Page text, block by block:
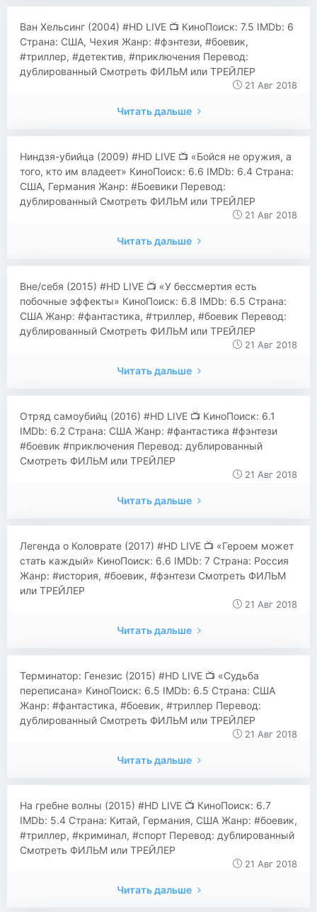
​​Ван Хельсинг (2004) #HD LIVE 📺 КиноПоиск: 7.5 IMDb: 6
Страна: США, Чехия Жанр: #фэнтези, #боевик,
#триллер, #детектив, #приключения Перевод:
дублированный Смотреть ФИЛЬМ или ТРЕЙЛЕР
21 Авг 2018
Читать дальше
​​Ниндзя-убийца (2009) #HD LIVE 📺 «Бойся не оружия, а
того, кто им владеет» КиноПоиск: 6.6 IMDb: 6.4 Страна:
США, Германия Жанр: #Боевики Перевод:
дублированный Смотреть ФИЛЬМ или ТРЕЙЛЕР
21 Авг 2018
Читать дальше
​​Вне/себя (2015) #HD LIVE 📺 «У бессмертия есть
побочные эффекты» КиноПоиск: 6.8 IMDb: 6.5 Страна:
США Жанр: #фантастика, #триллер, #боевик Перевод:
дублированный Смотреть ФИЛЬМ или ТРЕЙЛЕР
21 Авг 2018
Читать дальше
​​Отряд самоубийц (2016) #HD LIVE 📺 КиноПоиск: 6.1
IMDb: 6.2 Страна: США Жанр: #фантастика #фэнтези
#боевик #приключения Перевод: дублированный
Смотреть ФИЛЬМ или ТРЕЙЛЕР
21 Авг 2018
Читать дальше
​​Легенда о Коловрате (2017) #HD LIVE 📺 «Героем может
стать каждый» КиноПоиск: 6.6 IMDb: 7 Страна: Россия
Жанр: #история, #боевик, #фэнтези Смотреть ФИЛЬМ
или ТРЕЙЛЕР
21 Авг 2018
Читать дальше
​​Терминатор: Генезис (2015) #HD LIVE 📺 «Судьба
переписана» КиноПоиск: 6.5 IMDb: 6.5 Страна: США
Жанр: #фантастика, #боевик, #триллер Перевод:
дублированный Смотреть ФИЛЬМ или ТРЕЙЛЕР
21 Авг 2018
Читать дальше
​​На гребне волны (2015) #HD LIVE 📺 КиноПоиск: 6.7
IMDb: 5.4 Страна: Китай, Германия, США Жанр: #боевик,
#триллер, #криминал, #спорт Перевод: дублированный
Смотреть ФИЛЬМ или ТРЕЙЛЕР
21 Авг 2018
Читать дальше